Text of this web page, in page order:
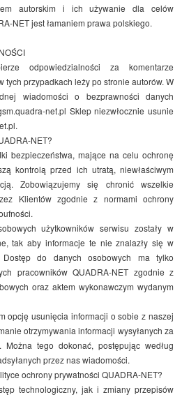
autorskim i ich używanie dla celów
NET jest łamaniem prawa polskiego.
odpowiedzialności za komentarze
tych przypadkach leży po stronie autorów. W
wiadomości o bezprawności danych
net.pl Sklep niezwłocznie usunie
NET?
bezpieczeństwa, mające na celu ochronę
kontrolą przed ich utratą, niewłaściwym
Zobowiązujemy się chronić wszelkie
Klientów zgodnie z normami ochrony
użytkowników serwisu zostały w
tak aby informacje te nie znalazły się w
Dostęp do danych osobowych ma tylko
pracowników QUADRA-NET zgodnie z
oraz aktem wykonawczym wydanym
opcję usunięcia informacji o sobie z naszej
otrzymywania informacji wysyłanych za
Można tego dokonać, postępując według
przez nas wiadomości.
ochrony prywatności QUADRA-NET?
technologiczny, jak i zmiany przepisów